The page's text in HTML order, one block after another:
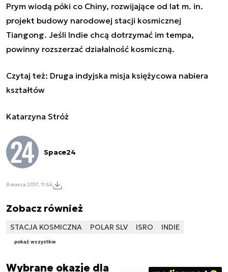
Prym wiodą póki co Chiny, rozwijające od lat m. in.
projekt budowy narodowej stacji kosmicznej
Tiangong. Jeśli Indie chcą dotrzymać im tempa,
powinny rozszerzać działalność kosmiczną.
Czytaj też: Druga indyjska misja księżycowa nabiera
kształtów
Katarzyna Stróż
Space24
8 marca 2017, 11:54
Zobacz również
STACJA KOSMICZNA POLAR SLV ISRO INDIE
pokaż wszystkie
Wybrane okazje dla